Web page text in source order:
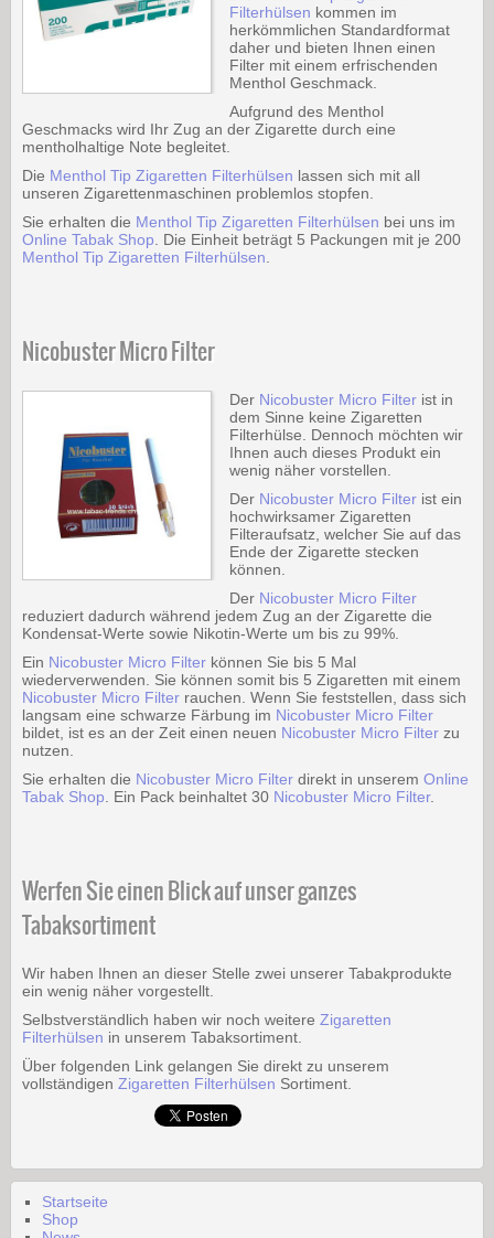
Filterhülsen kommen im
herkömmlichen Standardformat
daher und bieten Ihnen einen
Filter mit einem erfrischenden
Menthol Geschmack.
Aufgrund des Menthol
Geschmacks wird Ihr Zug an der Zigarette durch eine
mentholhaltige Note begleitet.
Die Menthol Tip Zigaretten Filterhülsen lassen sich mit all
unseren Zigarettenmaschinen problemlos stopfen.
Sie erhalten die Menthol Tip Zigaretten Filterhülsen bei uns im
Online Tabak Shop . Die Einheit beträgt 5 Packungen mit je 200
Menthol Tip Zigaretten Filterhülsen
Nicobuster Micro Filter
Der Nicobuster Micro Filterist in
dem Sinne keine Zigaretten
Filterhülse. Dennoch möchten wir
Ihnen auch dieses Produkt ein
wenig näher vorstellen.
Der Nicobuster Micro Filterist ein
hochwirksamer Zigaretten
Filteraufsatz, welcher Sie auf das
Ende der Zigarette stecken
können.
Der Nicobuster Micro Filter
reduziert dadurch während jedem Zug an der Zigarette die
Kondensat-Werte sowie Nikotin-Werte um bis zu 99%.
Ein Nicobuster Micro Filterkönnen Sie bis 5 Mal
wiederverwenden. Sie können somit bis 5 Zigaretten mit einem
Nicobuster Micro Filterrauchen. Wenn Sie feststellen, dass sich
langsam eine schwarze Färbung im Nicobuster Micro Filter
bildet, ist es an der Zeit einen neuen Nicobuster Micro Filterzu
nutzen.
Sie erhalten die Nicobuster Micro Filterdirekt in unserem Online
Tabak Shop . Ein Pack beinhaltet 30 Nicobuster Micro Filter.
Werfen Sie einen Blick auf unser ganzes
Tabaksortiment
Wir haben Ihnen an dieser Stelle zwei unserer Tabakprodukte
ein wenig näher vorgestellt.
Selbstverständlich haben wir noch weitere Zigaretten
Filterhülsen in unserem Tabaksortiment.
Über folgenden Link gelangen Sie direkt zu unserem
vollständigen Zigaretten Filterhülsen Sortiment.
Startseite
Shop